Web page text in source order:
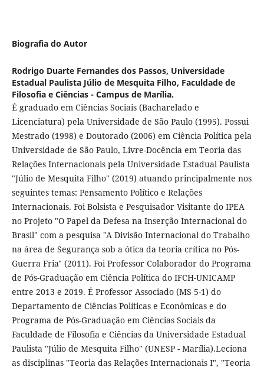
Biografia do Autor
Rodrigo Duarte Fernandes dos Passos, Universidade
Estadual Paulista Júlio de Mesquita Filho, Faculdade de
Filosofia e Ciências - Campus de Marília.
É graduado em Ciências Sociais (Bacharelado e
Licenciatura) pela Universidade de São Paulo (1995). Possui
Mestrado (1998) e Doutorado (2006) em Ciência Política pela
Universidade de São Paulo, Livre-Docência em Teoria das
Relações Internacionais pela Universidade Estadual Paulista
"Júlio de Mesquita Filho" (2019) atuando principalmente nos
seguintes temas: Pensamento Político e Relações
Internacionais. Foi Bolsista e Pesquisador Visitante do IPEA
no Projeto "O Papel da Defesa na Inserção Internacional do
Brasil" com a pesquisa "A Divisão Internacional do Trabalho
na área de Segurança sob a ótica da teoria crítica no Pós-
Guerra Fria" (2011). Foi Professor Colaborador do Programa
de Pós-Graduação em Ciência Política do IFCH-UNICAMP
entre 2013 e 2019. É Professor Associado (MS 5-1) do
Departamento de Ciências Políticas e Econômicas e do
Programa de Pós-Graduação em Ciências Sociais da
Faculdade de Filosofia e Ciências da Universidade Estadual
Paulista "Júlio de Mesquita Filho" (UNESP - Marília).Leciona
as disciplinas "Teoria das Relações Internacionais I", "Teoria